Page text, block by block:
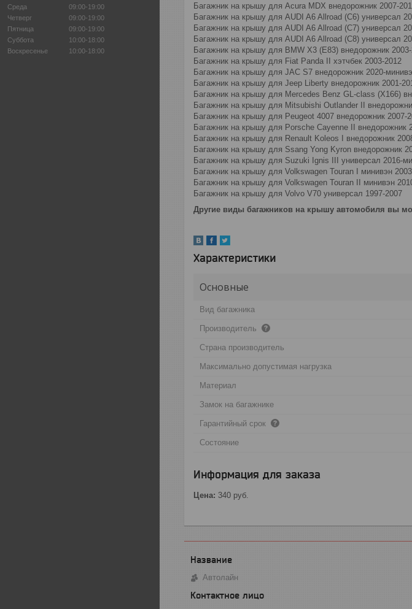
Среда
09:00-19:00
Четверг
09:00-19:00
Пятница
09:00-19:00
Суббота
10:00-18:00
Воскресенье
10:00-18:00
Багажник на крышу для Acura MDX внедорожник 2007-
Багажник на крышу для AUDI A6 Allroad (C6) универсал
Багажник на крышу для AUDI A6 Allroad (C7) универсал
Багажник на крышу для AUDI A6 Allroad (C8) универсал
Багажник на крышу для BMW X3 (E83) внедорожник
Багажник на крышу для Fiat Panda II хэтчбек 2003-2012
Багажник на крышу для JAC S7 внедорожник 2020-
Багажник на крышу для Jeep Liberty внедорожник 2001-
Багажник на крышу для Mercedes Benz GL-class (X166)
Багажник на крышу для Mitsubishi Outlander II
Багажник на крышу для Peugeot 4007 внедорожник 2007-
Багажник на крышу для Porsche Cayenne II внедорожник
Багажник на крышу для Renault Koleos I внедорожник
Багажник на крышу для Ssang Yong Kyron внедорожник
Багажник на крышу для Suzuki Ignis III универсал 2016-
Багажник на крышу для Volkswagen Touran I минивэн
Багажник на крышу для Volkswagen Touran II минивэн
Багажник на крышу для Volvo V70 универсал 1997-2007
Другие виды багажников на крышу автомобиля вы
Характеристики
Основные
Вид багажника
Производитель
Страна производитель
Максимально допустимая нагрузка
Материал
Замок на багажнике
Гарантийный срок
Состояние
Информация для заказа
Цена: 340 руб.
Автолайн